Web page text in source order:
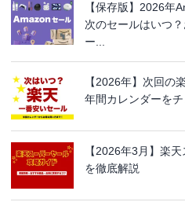
【保存版】2026年
次のセールはいつ
ー...
【2026年】次回の
年間カレンダーをチ
【2026年3月】楽
を徹底解説